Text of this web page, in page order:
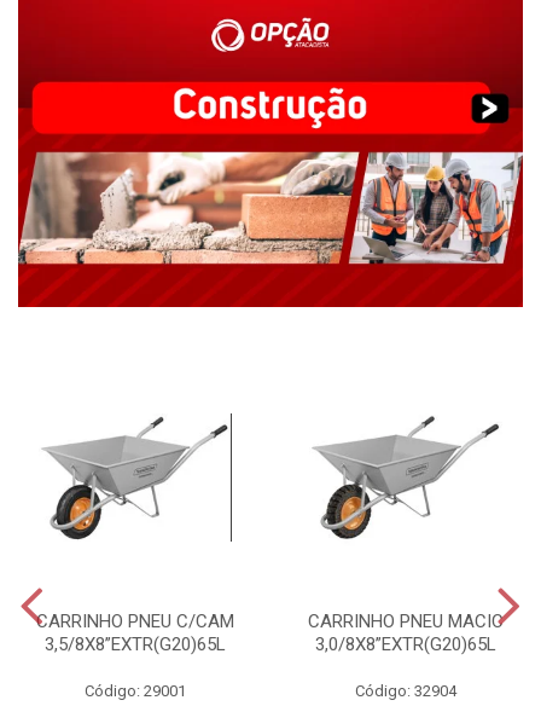
CARRINHO PNEU C/CAM
3,5/8X8”EXTR(G20)65L
Código: 29001
CARRINHO PNEU MACIC
3,0/8X8”EXTR(G20)65L
Código: 32904